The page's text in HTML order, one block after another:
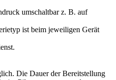
umschaltbar z. B. auf
ist beim jeweiligen Gerät
Die Dauer der Bereitstellung